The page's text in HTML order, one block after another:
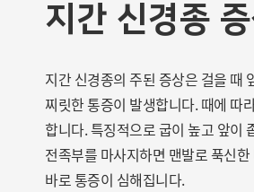
지간 신경종
지간 신경종의 주된 증상은 걸을 때
찌릿한 통증이 발생합니다.때에 따
합니다.특징적으로 굽이 높고 앞이
전족부를 마사지하면 맨발로 푹신
바로 통증이 심해집니다.